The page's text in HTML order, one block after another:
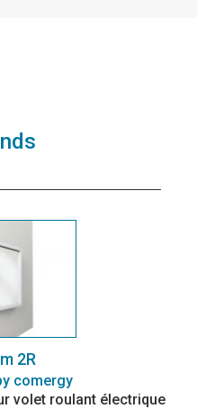
2R
comergy
volet roulant électrique